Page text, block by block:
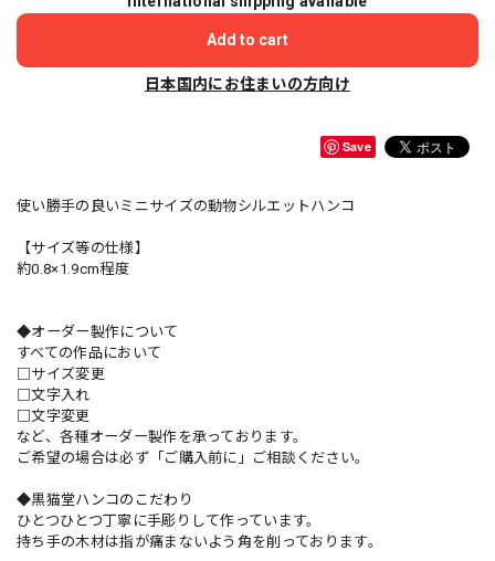
Add to cart
日本国内にお住まいの方向け
Save
使い勝手の良いミニサイズの動物シルエットハンコ
【サイズ等の仕様】
約0.8×1.9cm程度
◆オーダー製作について
すべての作品において
□サイズ変更
□文字入れ
□文字変更
など、各種オーダー製作を承っております。
ご希望の場合は必ず「ご購入前に」ご相談ください。
◆黒猫堂ハンコのこだわり
ひとつひとつ丁寧に手彫りして作っています。
持ち手の木材は指が痛まないよう角を削っております。